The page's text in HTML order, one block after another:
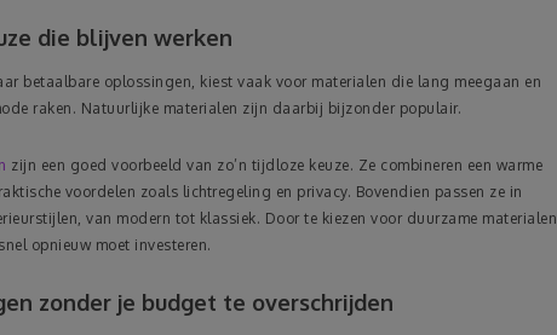
die blijven werken
betaalbare oplossingen, kiest vaak voor materialen die lang meegaan en
raken. Natuurlijke materialen zijn daarbij bijzonder populair.
zijn een goed voorbeeld van zo’n tijdloze keuze. Ze combineren een warme
voordelen zoals lichtregeling en privacy. Bovendien passen ze in
van modern tot klassiek. Door te kiezen voor duurzame materialen
opnieuw moet investeren.
zonder je budget te overschrijden